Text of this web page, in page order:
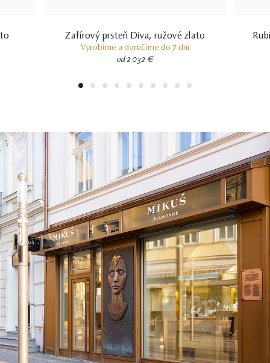
Zafírový prsteň Diva, ružové zlato
Vyrobíme a doručíme do 7 dní
od 2 032 €
1 2 3 4 5 6 7 8 9 10